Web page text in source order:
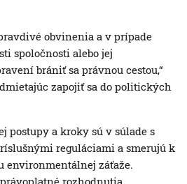
obvinenia a v prípade
spoločnosti alebo jej
brániť sa právnou cestou,“
zapojiť sa do politických
postupy a kroky sú v súlade s
reguláciami a smerujú k
environmentálnej záťaže.